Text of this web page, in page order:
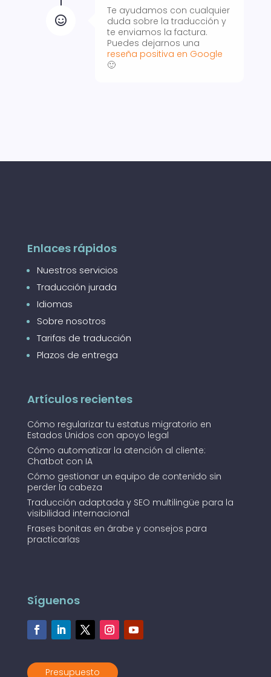

Te ayudamos con cualquier
duda sobre la traducción y
te enviamos la factura.
Puedes dejarnos una
reseña positiva en Google
🙂
Enlaces rápidos
Nuestros servicios
Traducción jurada
Idiomas
Sobre nosotros
Tarifas de traducción
Plazos de entrega
Artículos recientes
Cómo regularizar tu estatus migratorio en
Estados Unidos con apoyo legal
Cómo automatizar la atención al cliente:
Chatbot con IA
Cómo gestionar un equipo de contenido sin
perder la cabeza
Traducción adaptada y SEO multilingüe para la
visibilidad internacional
Frases bonitas en árabe y consejos para
practicarlas
Síguenos
Presupuesto